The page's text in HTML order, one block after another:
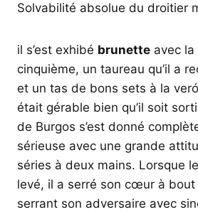
Solvabilité absolue du droitier
il s’est exhibé brunette avec
cinquième, un taureau qu’il a
et un tas de bons sets à la
était gérable bien qu’il soit
de Burgos s’est donné
sérieuse avec une grande
séries à deux mains. Lorsque
levé, il a serré son cœur à
serrant son adversaire avec